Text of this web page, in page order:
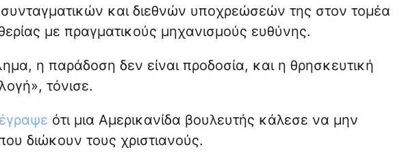
και διεθνών υποχρεώσεών της στον τομέα
με πραγματικούς μηχανισμούς ευθύνης.
η παράδοση δεν είναι προδοσία, και η θρησκευτική
τόνισε.
έγραψε ότι μια Αμερικανίδα βουλευτής κάλεσε να μην
διώκουν τους χριστιανούς.